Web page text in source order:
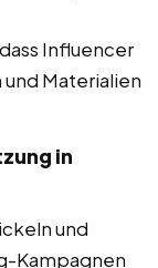
Influencer
Materialien
in
und
Kampagnen